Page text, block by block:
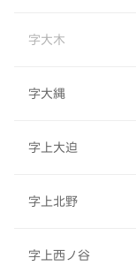
字大木
字大縄
字上大迫
字上北野
字上西ノ谷